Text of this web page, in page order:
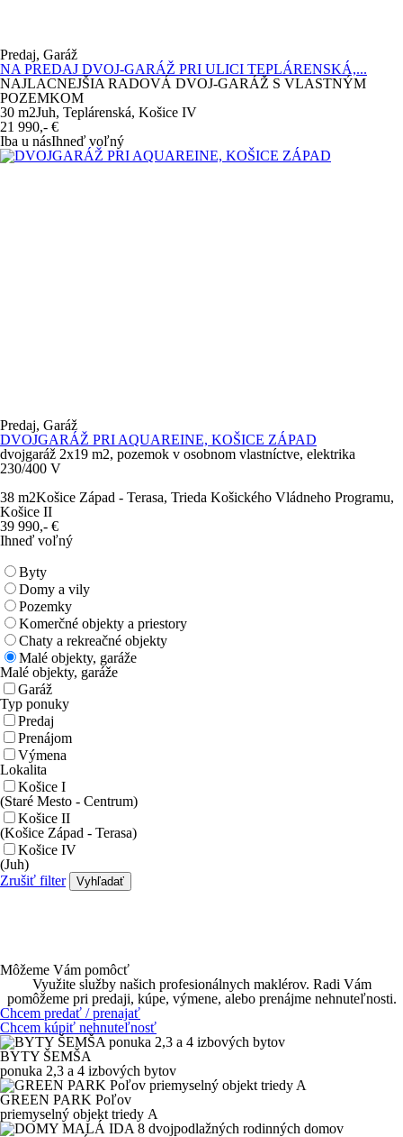
Predaj, Garáž
NA PREDAJ DVOJ-GARÁŽ PRI ULICI TEPLÁRENSKÁ,...
NAJLACNEJŠIA RADOVÁ DVOJ-GARÁŽ S VLASTNÝM
POZEMKOM
30 m2Juh, Teplárenská, Košice IV
21 990,- €
Iba u násIhneď voľný
Predaj, Garáž
DVOJGARÁŽ PRI AQUAREINE, KOŠICE ZÁPAD
dvojgaráž 2x19 m2, pozemok v osobnom vlastníctve, elektrika
230/400 V
38 m2Košice Západ - Terasa, Trieda Košického Vládneho Programu,
Košice II
39 990,- €
Ihneď voľný
Byty
Domy a vily
Pozemky
Komerčné objekty a priestory
Chaty a rekreačné objekty
Malé objekty, garáže
Malé objekty, garáže
Garáž
Typ ponuky
Predaj
Prenájom
Výmena
Lokalita
Košice I
(Staré Mesto - Centrum)
Košice II
(Košice Západ - Terasa)
Košice IV
(Juh)
Zrušiť filter
Vyhľadať
Môžeme Vám pomôcť
Využite služby našich profesionálnych maklérov. Radi Vám
pomôžeme pri predaji, kúpe, výmene, alebo prenájme nehnuteľnosti.
Chcem predať / prenajať
Chcem kúpiť nehnuteľnosť
BYTY ŠEMŠA
ponuka 2,3 a 4 izbových bytov
GREEN PARK Poľov
priemyselný objekt triedy A